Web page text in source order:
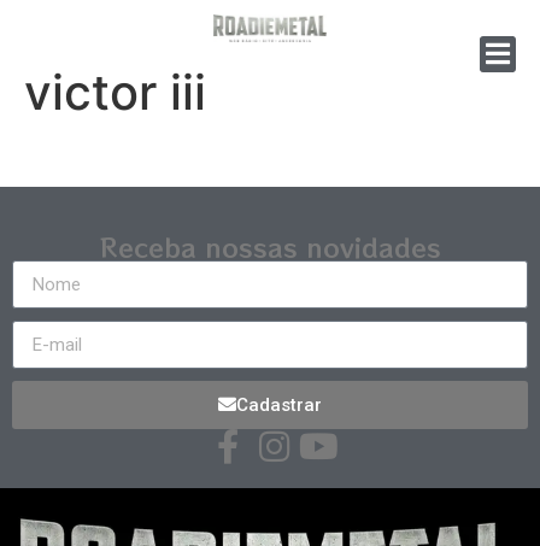
victor iii
Receba nossas novidades
Cadastrar